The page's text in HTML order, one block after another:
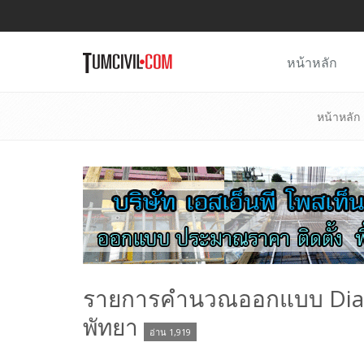
หน้าหลัก
หน้าหลัก
รายการคำนวณออกแบบ
พัทยา
อ่าน 1,919